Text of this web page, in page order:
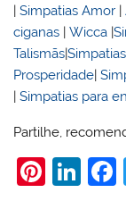
|Simpatias Amor |
ciganas |Wicca |
Talismãs|
Prosperidade|
|Simpatias para
Partilhe,
Pi Li